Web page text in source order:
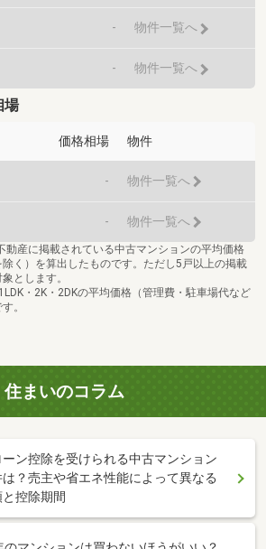
- 物件一覧へ
- 物件一覧へ
場
価格相場 物件
- 物件一覧へ
- 物件一覧へ
動産に掲載されている中古マンションの平均価格
除く）を算出したものです。ただし5戸以上の掲載
とします。
・2K・2DKの平均価格（管理費・駐車場代など
。
住まいのコラム
ン控除を受けられる中古マンション
？売主や省エネ性能によって異なる
控除期間